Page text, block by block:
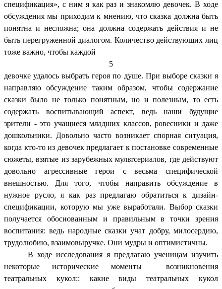
спецификация», с ним я как раз и знакомлю девочек. В ходе
обсуждения мы приходим к мнению, что сказка должна быть
понятна и несложна; она должна содержать действия и не
быть перегруженной диалогом. Количество действующих лиц
тоже важно, чтобы каждой
5
девочке удалось выбрать героя по душе. При выборе сказки я
направляю обсуждение таким образом, чтобы содержание
сказки было не только понятным, но и полезным, то есть
содержать воспитывающий аспект, ведь наши будущие
зрители - это учащиеся младших классов, ровесники и даже
дошкольники. Довольно часто возникает спорная ситуация,
когда кто-то из девочек предлагает к постановке современные
сюжеты, взятые из зарубежных мультсериалов, где действуют
довольно агрессивные герои с весьма специфической
внешностью. Для того, чтобы направить обсуждение в
нужное русло, я как раз предлагаю обратиться к дизайн-
спецификации, которую мы уже выработали. Выбор сказки
получается обоснованным и правильным в точки зрения
воспитания: ведь народные сказки учат добру, милосердию,
трудолюбию, взаимовыручке. Они мудры и оптимистичны.
В ходе исследования я предлагаю ученицам изучить
некоторые исторические моменты возникновения
театральных кукол:: какие виды театральных кукол